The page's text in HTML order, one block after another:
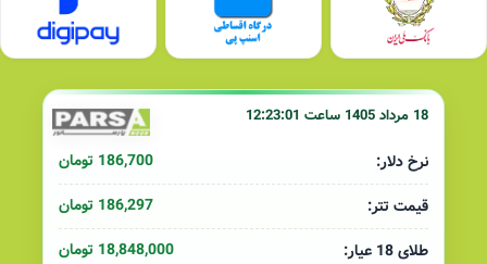
18 مرداد 1405 ساعت 12:23:01
نرخ دلار:
186,700 تومان
قیمت تتر:
186,297 تومان
طلای 18 عیار:
18,848,000 تومان